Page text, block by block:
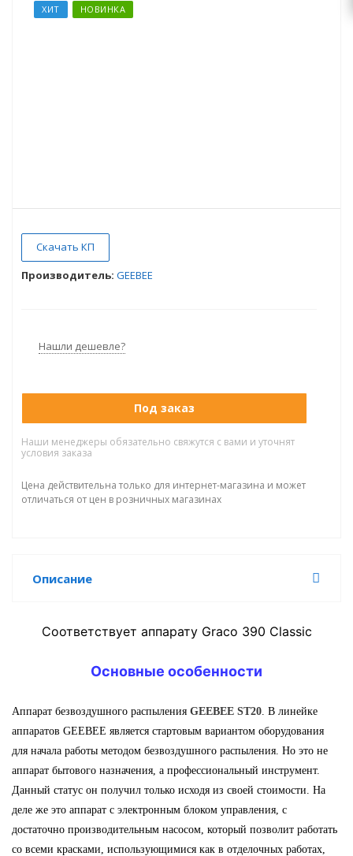
ХИТ НОВИНКА
Скачать КП
Производитель: GEEBEE
Нашли дешевле?
Под заказ
Наши менеджеры обязательно свяжутся с вами и уточнят
условия заказа
Цена действительна только для интернет-магазина и может
отличаться от цен в розничных магазинах
Описание
Соответствует аппарату Graco 390 Classic
Основные особенности
Аппарат безвоздушного распыления GEEBEE ST20. В линейке
аппаратов GEEBEE является стартовым вариантом оборудования
для начала работы методом безвоздушного распыления. Но это не
аппарат бытового назначения, а профессиональный инструмент.
Данный статус он получил только исходя из своей стоимости. На
деле же это аппарат с электронным блоком управления, с
достаточно производительным насосом, который позволит работать
со всеми красками, использующимися как в отделочных работах,